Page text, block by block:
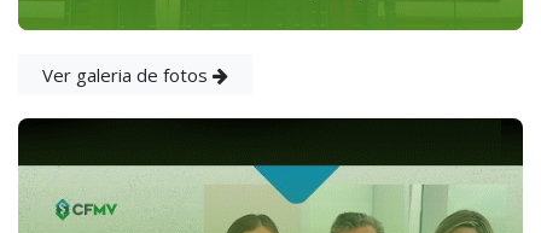
Ver galeria de fotos